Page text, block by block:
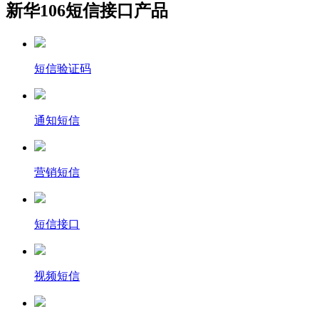
新华106短信接口产品
短信验证码
通知短信
营销短信
短信接口
视频短信